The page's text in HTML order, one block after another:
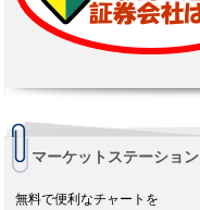
マーケットステーション
無料で便利なチャートを